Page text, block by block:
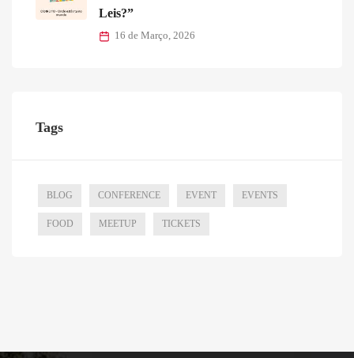
Leis?”
16 de Março, 2026
Tags
BLOG CONFERENCE EVENT EVENTS
FOOD MEETUP TICKETS